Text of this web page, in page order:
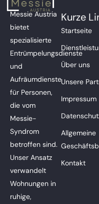
Messie Austria
bietet
spezialisierte
Entrümpelungsdienste
und
Aufräumdienste
für Personen,
die vom
Messie-
Syndrom
betroffen sind.
Unser Ansatz
verwandelt
Wohnungen in
ruhige,
Kurze
Startseite
Über uns
Unsere
Impressum
Allgemeine
Kontakt